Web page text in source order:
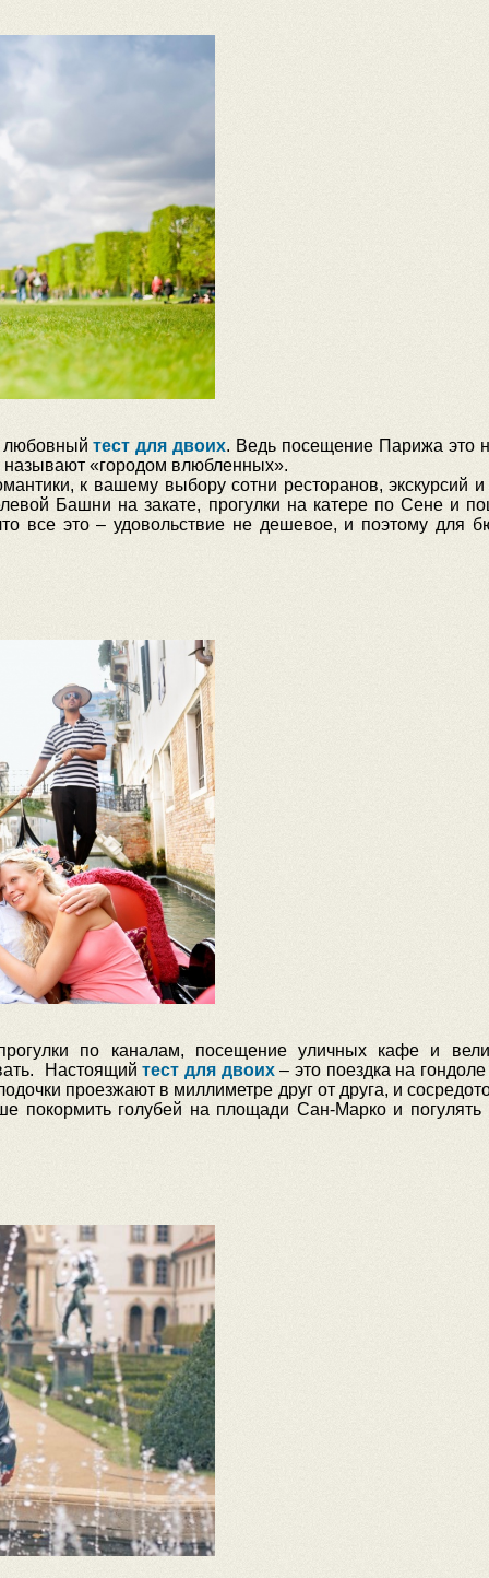
любовныйтест для двоих. Ведь посещение Парижа это
«городом влюбленных».
к вашему выбору сотни ресторанов, экскурсий
Башни на закате, прогулки на катере по Сене и
все это – удовольствие не дешевое, и поэтому для
по каналам, посещение уличных кафе и
Настоящийтест для двоих– это поездка на
проезжают в миллиметре друг от друга, и
покормить голубей на площади Сан-Марко и погулять